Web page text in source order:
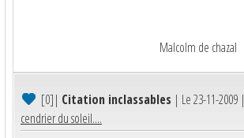
Malcolm de chazal
[0]| Citation inclassables | Le 23-11-2009 |
cendrier du soleil....